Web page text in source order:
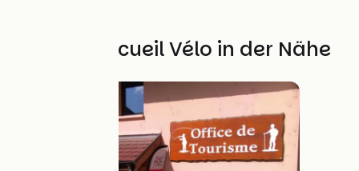
Weitere Accueil Vélo in der Nähe